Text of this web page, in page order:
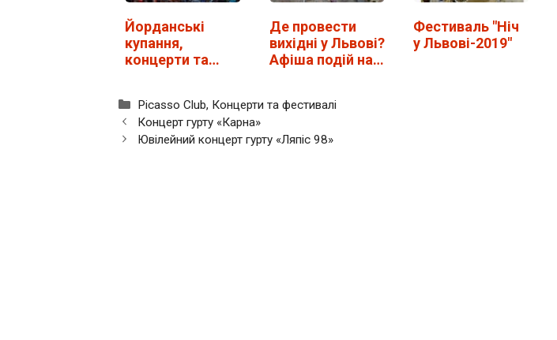
Йорданські
купання,
концерти та
Де провести
вихідні у Львові?
Афіша подій на
Фестиваль "Ніч
у Львові-2019"
Категорії
Picasso Club, Концерти та фестивалі
Концерт гурту «Карна»
Ювілейний концерт гурту «Ляпіс 98»